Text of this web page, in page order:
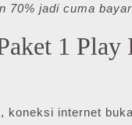
70% jadi cuma
1 Play
koneksi internet